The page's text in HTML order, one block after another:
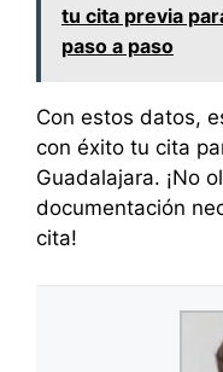
tu cita previa
paso a paso
Con estos datos,
con éxito tu cita
Guadalajara. ¡No
documentación
cita!